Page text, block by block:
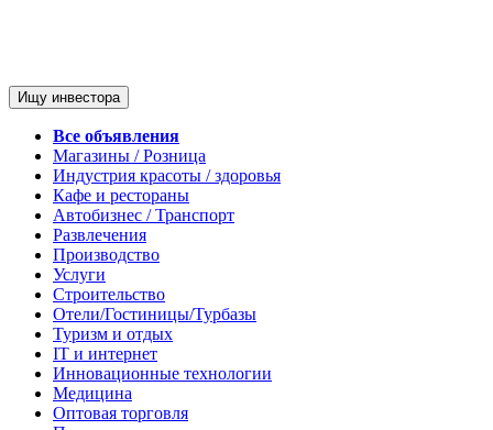
Ищу инвестора
Все объявления
Магазины / Розница
Индустрия красоты / здоровья
Кафе и рестораны
Автобизнес / Транспорт
Развлечения
Производство
Услуги
Строительство
Отели/Гостиницы/Турбазы
Туризм и отдых
IT и интернет
Инновационные технологии
Медицина
Оптовая торговля